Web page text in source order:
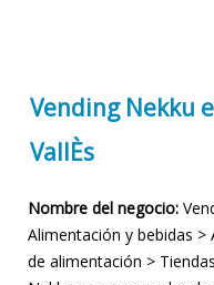
Vending Nekku
VallÈs
Nombre del negocio:
Alimentación y bebidas
de alimentación >